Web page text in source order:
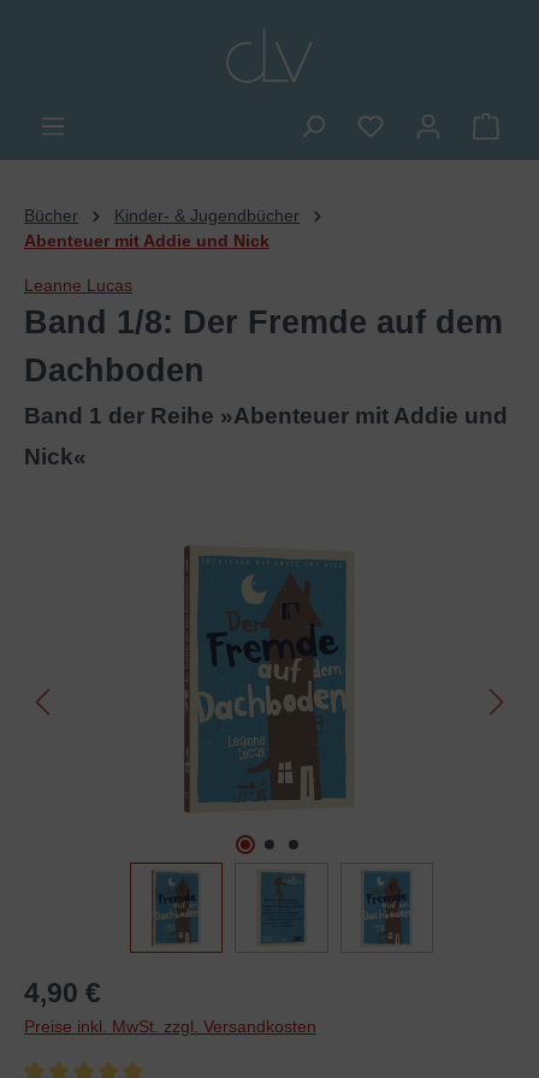
Du hast 0
Bücher
Kinder- & Jugendbücher
Abenteuer mit Addie und Nick
Leanne Lucas
Band 1/8: Der Fremde auf dem
Dachboden
Band 1 der Reihe »Abenteuer mit Addie und
Nick«
Bildergalerie überspringen
4,90 €
Preise inkl. MwSt. zzgl. Versandkosten